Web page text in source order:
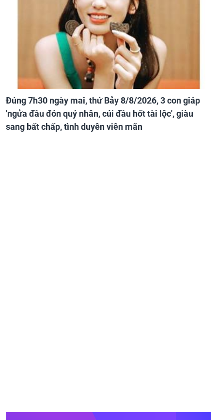
Đúng 7h30 ngày mai, thứ Bảy 8/8/2026, 3 con giáp
'ngửa đầu đón quý nhân, cúi đầu hốt tài lộc', giàu
sang bất chấp, tình duyên viên mãn